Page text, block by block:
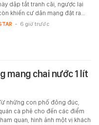
dập tắt tranh cãi, ngược lại
khiến cư dân mạng đặt ra…
- 6 giờ trước
mang chai nước 1 lít
những con phố đông đúc,
cà phê cho đến các điểm
quan, hình ảnh một vị khách